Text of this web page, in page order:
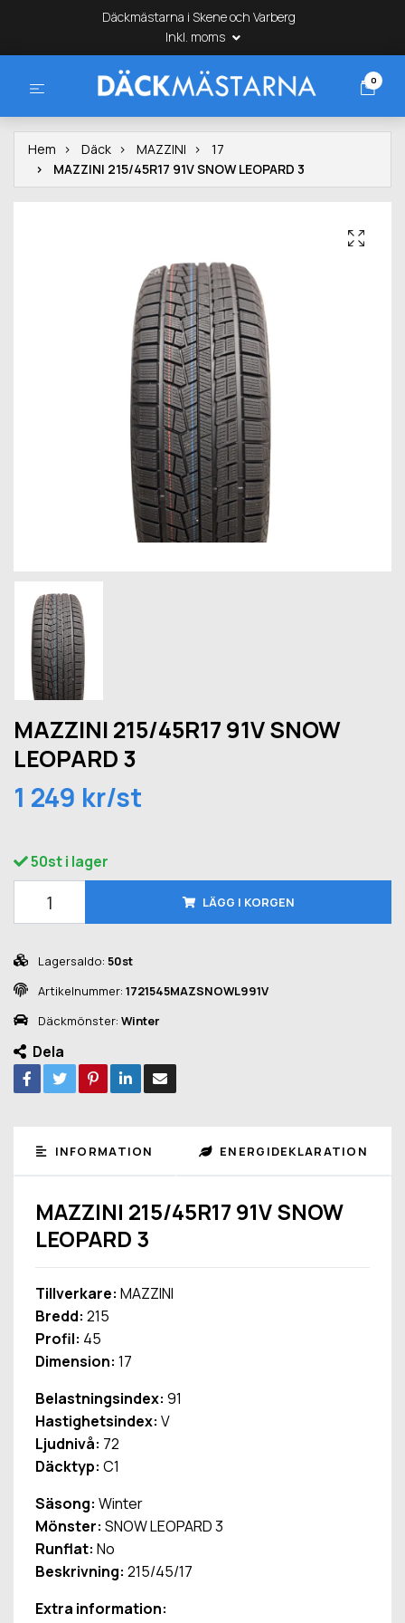
Däckmästarna i Skene och Varberg
Inkl. moms
0
Hem Däck MAZZINI
17
MAZZINI 215/45R17 91V SNOW LEOPARD 3
MAZZINI 215/45R17 91V SNOW
LEOPARD 3
1 249 kr/st
50st i lager
LÄGG I KORGEN
Lagersaldo: 50st
Artikelnummer: 1721545MAZSNOWL991V
Däckmönster: Winter
Dela
INFORMATION ENERGIDEKLARATION
MAZZINI 215/45R17 91V SNOW
LEOPARD 3
Tillverkare: MAZZINI
Bredd: 215
Profil: 45
Dimension: 17
Belastningsindex: 91
Hastighetsindex: V
Ljudnivå: 72
Däcktyp: C1
Säsong: Winter
Mönster: SNOW LEOPARD 3
Runflat: No
Beskrivning: 215/45/17
Extra information: